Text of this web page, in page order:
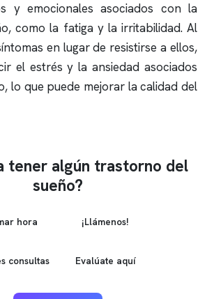
y emocionales asociados con la
, como la fatiga y la irritabilidad. Al
en lugar de resistirse a ellos,
el estrés y la ansiedad asociados
lo que puede mejorar la calidad del
tener algún trastorno del
sueño?
hora ¡Llámenos!
consultas Evalúate aquí